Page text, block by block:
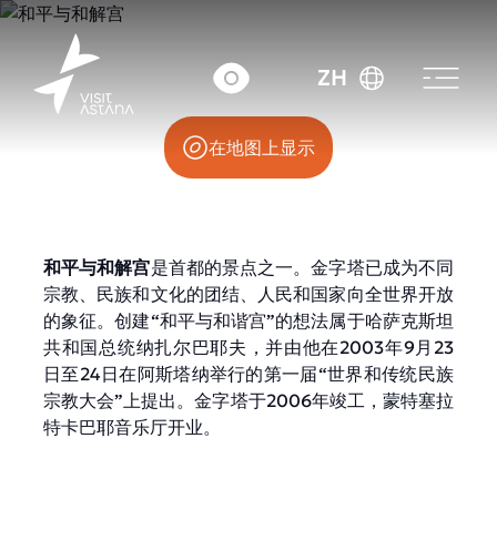
ZH
在地图上显示
和平与和解宫是首都的景点之一。金字塔已成为不同
宗教、民族和文化的团结、人民和国家向全世界开放
的象征。创建“和平与和谐宫”的想法属于哈萨克斯坦
共和国总统纳扎尔巴耶夫，并由他在2003年9月23
日至24日在阿斯塔纳举行的第一届“世界和传统民族
宗教大会”上提出。金字塔于2006年竣工，蒙特塞拉
特卡巴耶音乐厅开业。